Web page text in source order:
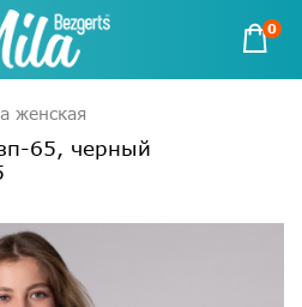
0
женская
65, черный